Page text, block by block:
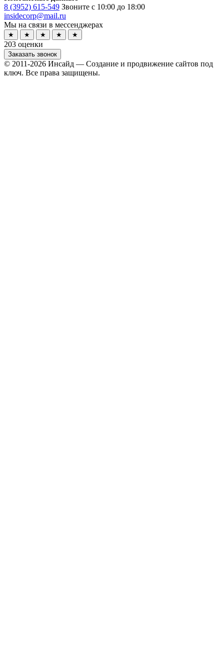
8 (3952) 615-549 Звоните с 10:00 до 18:00
insidecorp@mail.ru
Мы на связи в мессенджерах
★ ★ ★ ★ ★
203 оценки
Заказать звонок
© 2011-2026 Инсайд — Создание и продвижение сайтов под
ключ. Все права защищены.